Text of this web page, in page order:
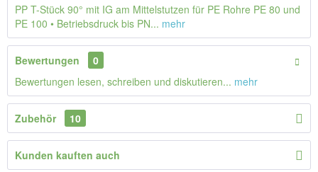
PP T-Stück 90° mit IG am Mittelstutzen für PE Rohre PE 80 und
PE 100 • Betriebsdruck bis PN... mehr
Bewertungen
0
Bewertungen lesen, schreiben und diskutieren... mehr
Zubehör 10
Kunden kauften auch